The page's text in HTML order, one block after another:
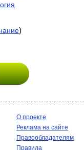
)
О проекте
Реклама на сайте
Правообладателям
Правила